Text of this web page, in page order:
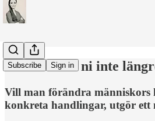
Subscribe Sign in
Varför talar ni inte
Vill man förändra människors
konkreta handlingar, utgör ett